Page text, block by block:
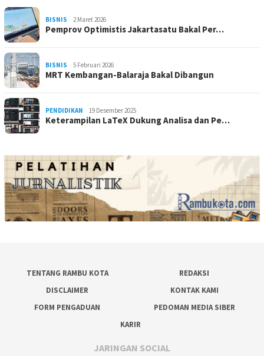
BISNIS 2 Maret 2026
Pemprov Optimistis Jakartasatu Bakal Per…
BISNIS 5 Februari 2026
MRT Kembangan-Balaraja Bakal Dibangun
PENDIDIKAN 19 Desember 2025
Keterampilan LaTeX Dukung Analisa dan Pe…
TENTANG RAMBU KOTA
REDAKSI
DISCLAIMER
KONTAK KAMI
FORM PENGADUAN
PEDOMAN MEDIA SIBER
KARIR
JARINGAN SOCIAL